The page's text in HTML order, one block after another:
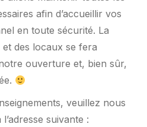
afin d’accueillir vos
en toute sécurité. La
des locaux se fera
ouverture et, bien sûr,
veuillez nous
suivante :